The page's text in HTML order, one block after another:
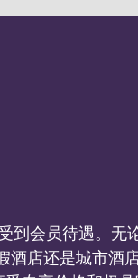
到会员待遇。无
酒店还是城市酒